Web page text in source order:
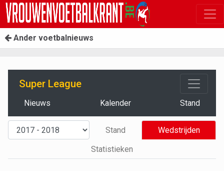
Ander voetbalnieuws
Super League
Nieuws Kalender Stand
Stand
Wedstrijden
Statistieken